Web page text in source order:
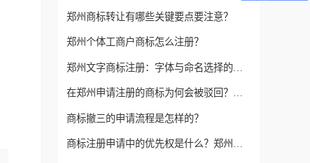
郑州商标转让有哪些关键要点要注意？
郑州个体工商户商标怎么注册？
郑州文字商标注册：字体与命名选择的注意事项
在郑州申请注册的商标为何会被驳回？可能原因有哪些？
商标撤三的申请流程是怎样的？
商标注册申请中的优先权是什么？郑州如何申请？